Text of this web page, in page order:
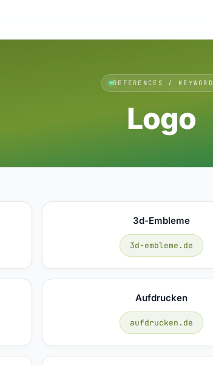
REFERENCES / KEYWORD
Logo
3d-Embleme
3d-embleme.de
Aufdrucken
aufdrucken.de